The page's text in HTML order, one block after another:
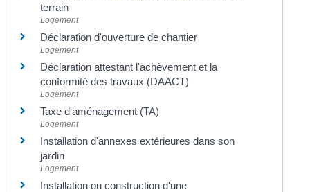
terrain
Logement
Déclaration d'ouverture de chantier
Logement
Déclaration attestant l'achèvement et la
conformité des travaux (DAACT)
Logement
Taxe d'aménagement (TA)
Logement
Installation d'annexes extérieures dans son
jardin
Logement
Installation ou construction d'une